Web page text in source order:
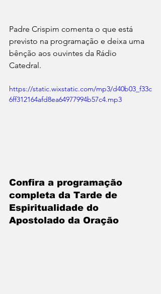
Padre Crispim comenta o que está
previsto na programação e deixa uma
bênção aos ouvintes da Rádio
Catedral.
https://static.wixstatic.com/mp3/d40b03_f33c
6ff312164afd8ea64977994b57c4.mp3
Confira a programação
completa da Tarde de
Espiritualidade do
Apostolado da Oração